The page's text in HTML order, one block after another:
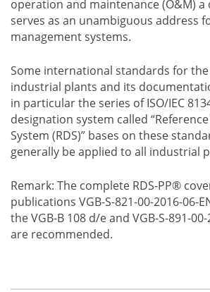
operation and maintenance (O&M) a
serves as an unambiguous address
management systems.
Some international standards for
industrial plants and its
in particular the series of ISO/IEC
designation system called
System (RDS)” bases on these
generally be applied to all industrial
Remark: The complete RDS-PP®
publications VGB-S-821-00-2016-06-
the VGB-B 108 d/e and VGB-S-891-00-
are recommended.